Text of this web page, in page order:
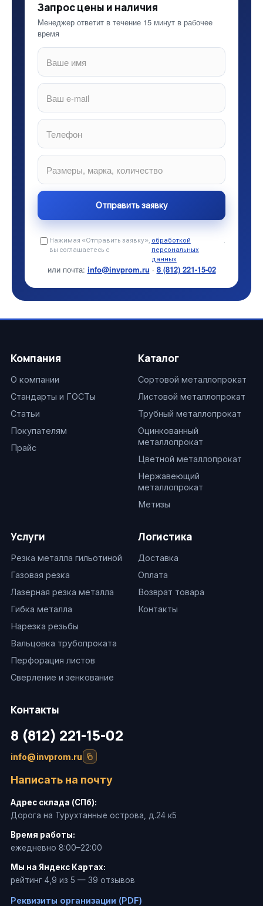
Запрос цены и наличия
Менеджер ответит в течение 15 минут в рабочее
время
Нажимая «Отправить заявку»,
вы соглашаетесь с
обработкой
персональных
данных
.
или почта: info@invprom.ru · 8 (812) 221-15-02
Компания
О компании
Стандарты и ГОСТы
Статьи
Покупателям
Прайс
Каталог
Сортовой металлопрокат
Листовой металлопрокат
Трубный металлопрокат
Оцинкованный
металлопрокат
Цветной металлопрокат
Нержавеющий
металлопрокат
Метизы
Услуги
Резка металла гильотиной
Газовая резка
Лазерная резка металла
Гибка металла
Нарезка резьбы
Вальцовка трубопроката
Перфорация листов
Сверление и зенкование
Логистика
Доставка
Оплата
Возврат товара
Контакты
Контакты
8 (812) 221-15-02
info@invprom.ru
Написать на почту
Адрес склада (СПб):
Дорога на Турухтанные острова, д.24 к5
Время работы:
ежедневно 8:00–22:00
Мы на Яндекс Картах:
рейтинг 4,9 из 5 — 39 отзывов
Реквизиты организации (PDF)